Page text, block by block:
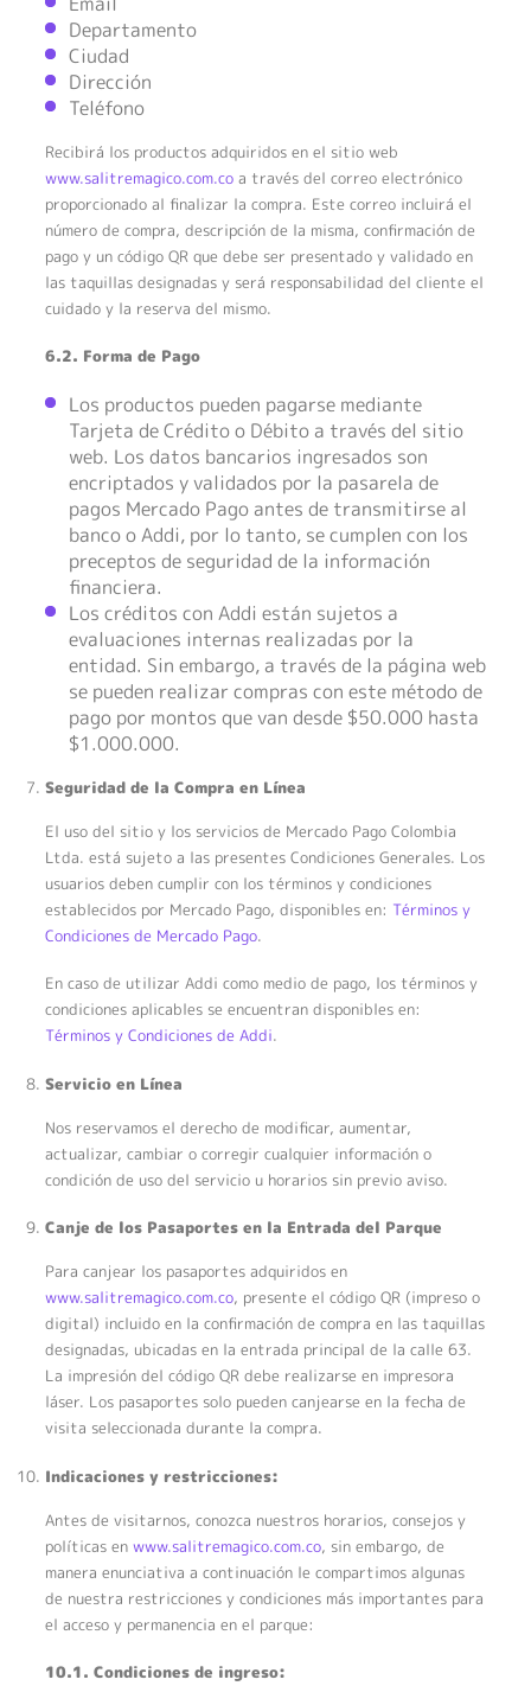
Departamento
Ciudad
Dirección
Teléfono
Recibirá los productos adquiridos en el sitio web
www.salitremagico.com.co a través del correo electrónico
proporcionado al finalizar la compra. Este correo incluirá el
número de compra, descripción de la misma, confirmación de
pago y un código QR que debe ser presentado y validado en
las taquillas designadas y será responsabilidad del cliente el
cuidado y la reserva del mismo.
6.2. Forma de Pago
Los productos pueden pagarse mediante
Tarjeta de Crédito o Débito a través del sitio
web. Los datos bancarios ingresados son
encriptados y validados por la pasarela de
pagos Mercado Pago antes de transmitirse al
banco o Addi, por lo tanto, se cumplen con los
preceptos de seguridad de la información
financiera.
Los créditos con Addi están sujetos a
evaluaciones internas realizadas por la
entidad. Sin embargo, a través de la página web
se pueden realizar compras con este método de
pago por montos que van desde $50.000 hasta
$1.000.000.
Seguridad de la Compra en Línea
El uso del sitio y los servicios de Mercado Pago Colombia
Ltda. está sujeto a las presentes Condiciones Generales. Los
usuarios deben cumplir con los términos y condiciones
establecidos por Mercado Pago, disponibles en: Términos y
Condiciones de Mercado Pago.
En caso de utilizar Addi como medio de pago, los términos y
condiciones aplicables se encuentran disponibles en:
Términos y Condiciones de Addi.
Servicio en Línea
Nos reservamos el derecho de modificar, aumentar,
actualizar, cambiar o corregir cualquier información o
condición de uso del servicio u horarios sin previo aviso.
Canje de los Pasaportes en la Entrada del Parque
Para canjear los pasaportes adquiridos en
www.salitremagico.com.co, presente el código QR (impreso o
digital) incluido en la confirmación de compra en las taquillas
designadas, ubicadas en la entrada principal de la calle 63.
La impresión del código QR debe realizarse en impresora
láser. Los pasaportes solo pueden canjearse en la fecha de
visita seleccionada durante la compra.
Indicaciones y restricciones:
Antes de visitarnos, conozca nuestros horarios, consejos y
políticas en www.salitremagico.com.co, sin embargo, de
manera enunciativa a continuación le compartimos algunas
de nuestra restricciones y condiciones más importantes para
el acceso y permanencia en el parque:
10.1. Condiciones de ingreso: